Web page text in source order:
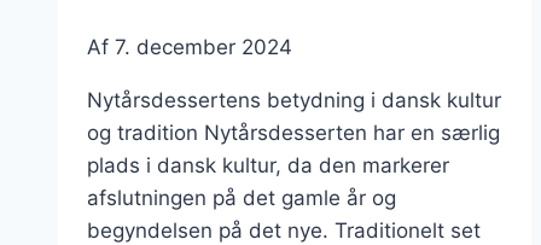
Af 7. december 2024
Nytårsdessertens betydning i dansk kultur
og tradition Nytårsdesserten har en særlig
plads i dansk kultur, da den markerer
afslutningen på det gamle år og
begyndelsen på det nye. Traditionelt set